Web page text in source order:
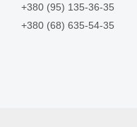
+380 (95) 135-36-35
+380 (68) 635-54-35